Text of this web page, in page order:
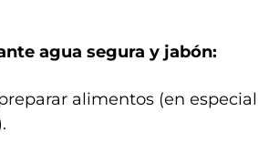
agua segura y jabón:
alimentos (en especial